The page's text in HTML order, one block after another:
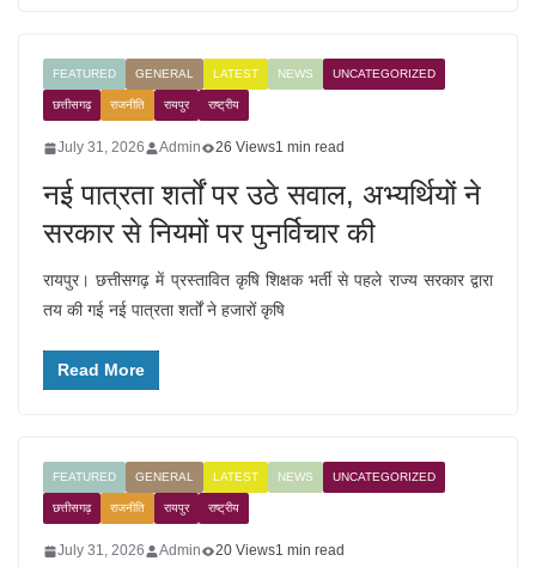
FEATURED GENERAL LATEST NEWS UNCATEGORIZED
छत्तीसगढ़ राजनीति रायपुर राष्ट्रीय
July 31, 2026 Admin 26 Views1 min read
नई पात्रता शर्तों पर उठे सवाल, अभ्यर्थियों ने
सरकार से नियमों पर पुनर्विचार की
रायपुर। छत्तीसगढ़ में प्रस्तावित कृषि शिक्षक भर्ती से पहले राज्य सरकार द्वारा
तय की गई नई पात्रता शर्तों ने हजारों कृषि
Read More
FEATURED GENERAL LATEST NEWS UNCATEGORIZED
छत्तीसगढ़ राजनीति रायपुर राष्ट्रीय
July 31, 2026 Admin 20 Views1 min read